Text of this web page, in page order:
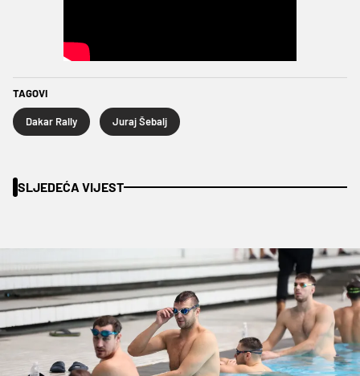
TAGOVI
Dakar Rally Juraj Šebalj
SLJEDEĆA VIJEST